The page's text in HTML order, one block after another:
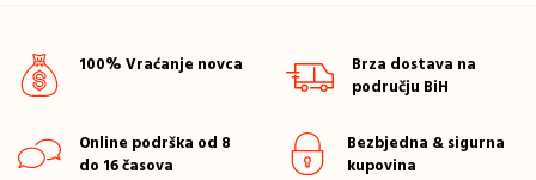
100% Vraćanje novca
Brza dostava na
području BiH
Online podrška od 8
do 16 časova
Bezbjedna & sigurna
kupovina